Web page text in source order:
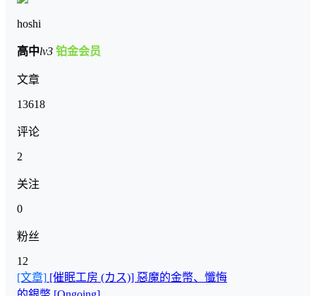
hoshi
高中lv3 铂金会员
文章
13618
评论
2
关注
0
粉丝
12
[文章] [催眠工房 (カス)] 惡魔的金幣、懺悔